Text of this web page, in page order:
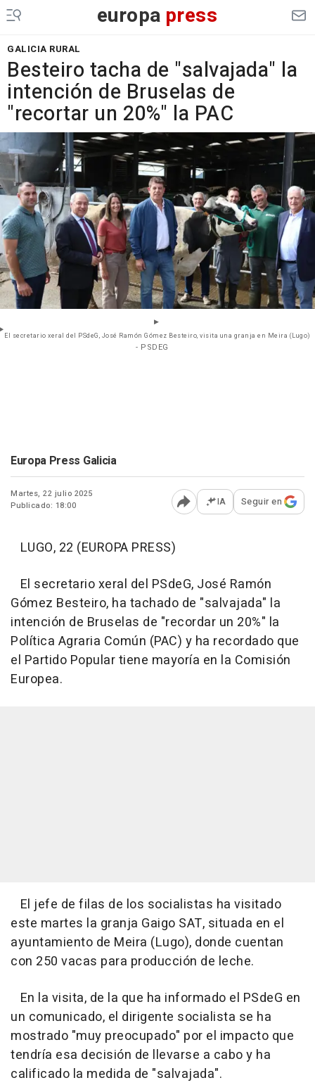
europa press
GALICIA RURAL
Besteiro tacha de "salvajada" la
intención de Bruselas de
"recortar un 20%" la PAC
El secretario xeral del PSdeG, José Ramón Gómez Besteiro, visita una granja en Meira (Lugo)
- PSDEG
Europa Press Galicia
Martes, 22 julio 2025
Publicado: 18:00
Abrir opciones para
IA Seguir en
LUGO, 22 (EUROPA PRESS)
El secretario xeral del PSdeG, José Ramón
Gómez Besteiro, ha tachado de "salvajada" la
intención de Bruselas de "recordar un 20%" la
Política Agraria Común (PAC) y ha recordado que
el Partido Popular tiene mayoría en la Comisión
Europea.
El jefe de filas de los socialistas ha visitado
este martes la granja Gaigo SAT, situada en el
ayuntamiento de Meira (Lugo), donde cuentan
con 250 vacas para producción de leche.
En la visita, de la que ha informado el PSdeG en
un comunicado, el dirigente socialista se ha
mostrado "muy preocupado" por el impacto que
tendría esa decisión de llevarse a cabo y ha
calificado la medida de "salvajada".